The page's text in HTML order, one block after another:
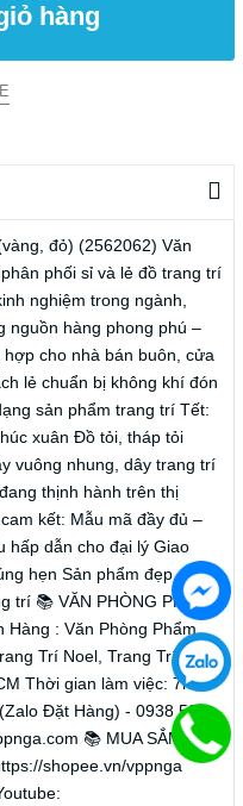
hàng
đỏ) (2562062) Văn
phối sỉ và lẻ đồ trang trí
nghiệm trong ngành,
nguồn hàng phong phú –
cho nhà bán buôn, cửa
lẻ chuẩn bị không khí đón
sản phẩm trang trí Tết:
xuân Đồ tỏi, tháp tỏi
vuông nhung, dây trang trí
thịnh hành trên thị
kết: Mẫu mã đầy đủ –
hấp dẫn cho đại lý Giao
hẹn Sản phẩm đẹp, sắc
trí 📚 VĂN PHÒNG PHẨM
Hàng : Văn Phòng Phẩm,
Trí Noel, Trang Trí Tết.
Thời gian làm việc: 7h30-
Đặt Hàng) - 0938 584
📚 MUA SẮM
shopee.vn/vppnga